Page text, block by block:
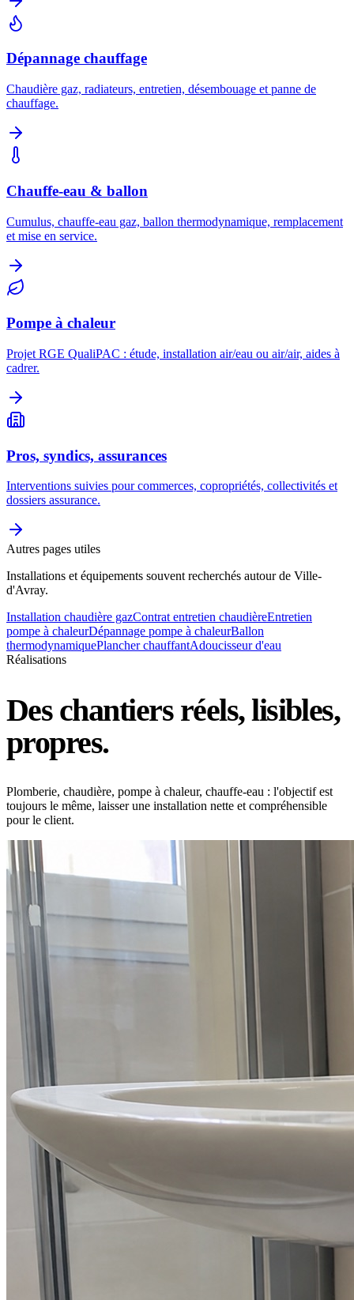
Dépannage chauffage
Chaudière gaz, radiateurs, entretien, désembouage et panne de
chauffage.
Chauffe-eau & ballon
Cumulus, chauffe-eau gaz, ballon thermodynamique, remplacement
et mise en service.
Pompe à chaleur
Projet RGE QualiPAC : étude, installation air/eau ou air/air, aides à
cadrer.
Pros, syndics, assurances
Interventions suivies pour commerces, copropriétés, collectivités et
dossiers assurance.
Autres pages utiles
Installations et équipements souvent recherchés autour de Ville-
d'Avray.
Installation chaudière gazContrat entretien chaudièreEntretien
pompe à chaleurDépannage pompe à chaleurBallon
thermodynamiquePlancher chauffantAdoucisseur d'eau
Réalisations
Des chantiers réels, lisibles,
propres.
Plomberie, chaudière, pompe à chaleur, chauffe-eau : l'objectif est
toujours le même, laisser une installation nette et compréhensible
pour le client.